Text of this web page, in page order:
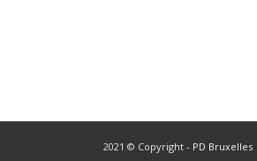
2021 © Copyright - PD Bruxelles